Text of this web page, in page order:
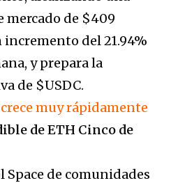
mercado de $409
del 21.94%
y prepara la
de $USDC.
muy rápidamente
de ETH Cinco de
Space de comunidades